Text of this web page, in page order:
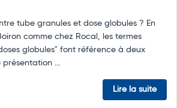
tube granules et dose globules ? En
comme chez Rocal, les termes
globules" font référence à deux
...
Lire la suite